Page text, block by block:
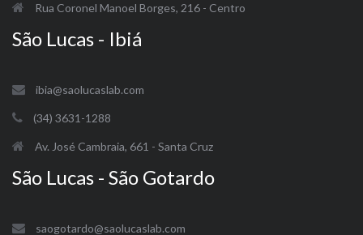
Rua Coronel Manoel Borges, 216 - Centro
São Lucas - Ibiá
ibia@saolucaslab.com
(34) 3631-1288
Av. José Cambraia, 661 - Santa Cruz
São Lucas - São Gotardo
saogotardo@saolucaslab.com